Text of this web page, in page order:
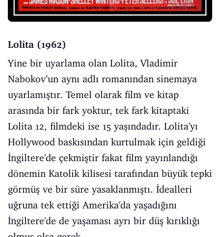
Lolita (1962)
Yine bir uyarlama olan Lolita, Vladimir
Nabokov’un aynı adlı romanından sinemaya
uyarlamıştır. Temel olarak film ve kitap
arasında bir fark yoktur, tek fark kitaptaki
Lolita 12, filmdeki ise 15 yaşındadır. Lolita'yı
Hollywood baskısından kurtulmak için geldiği
İngiltere'de çekmiştir fakat film yayınlandığı
dönemin Katolik kilisesi tarafından büyük tepki
görmüş ve bir süre yasaklanmıştı. İdealleri
uğruna tek ettiği Amerika'da yaşadığını
İngiltere'de de yaşaması ayrı bir düş kırıklığı